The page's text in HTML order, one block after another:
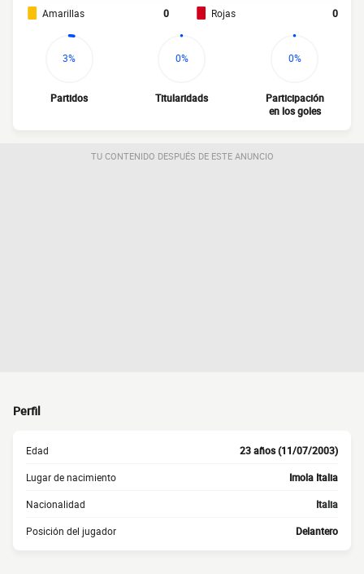
Amarillas 0 Rojas 0
3%
Partidos
0%
Titularidads
0%
Participación
en los goles
TU CONTENIDO DESPUÉS DE ESTE ANUNCIO
Perfil
Edad 23 años (11/07/2003)
Lugar de nacimiento Imola Italia
Nacionalidad Italia
Posición del jugador Delantero